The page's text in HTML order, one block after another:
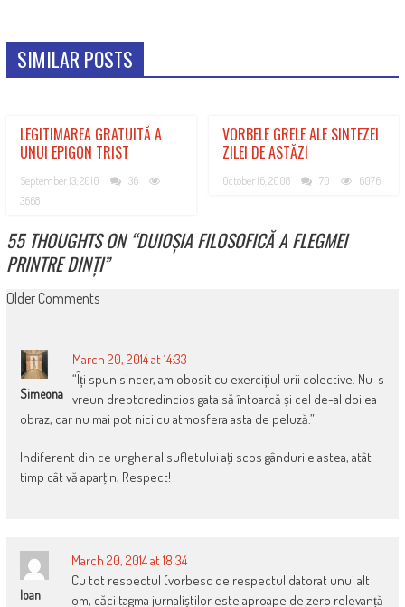
SIMILAR POSTS
LEGITIMAREA GRATUITĂ A
UNUI EPIGON TRIST
September 13, 2010
36
3668
VORBELE GRELE ALE SINTEZEI
ZILEI DE ASTĂZI
October 16, 2008 70 6076
55 THOUGHTS ON “DUIOȘIA FILOSOFICĂ A FLEGMEI
PRINTRE DINȚI”
COMMENT
Older Comments
Simeona
March 20, 2014 at 14:33
“Îți spun sincer, am obosit cu exercițiul urii colective. Nu-s
vreun dreptcredincios gata să întoarcă și cel de-al doilea
obraz, dar nu mai pot nici cu atmosfera asta de peluză.”
Indiferent din ce ungher al sufletului aţi scos gândurile astea, atât
timp cât vă aparţin, Respect!
Ioan
March 20, 2014 at 18:34
Cu tot respectul (vorbesc de respectul datorat unui alt
om, căci tagma jurnaliștilor este aproape de zero relevanță